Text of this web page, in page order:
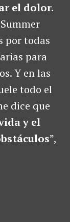
el dolor.
por todas
para
Y en las
todo el
dice que
y el
”,